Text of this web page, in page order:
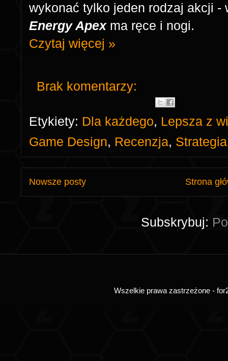
wykonać tylko jeden rodzaj akcji -
Energy Apexma ręce i nogi.
Czytaj więcej »
Brak komentarzy:
Etykiety: Dla każdego, Lepsza z
Game Design, Recenzja, Strategia
Nowsze posty Strona
Subskrybuj:
Wszelkie prawa zastrzeżone -